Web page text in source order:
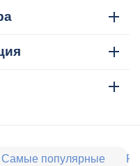
Самые популярные